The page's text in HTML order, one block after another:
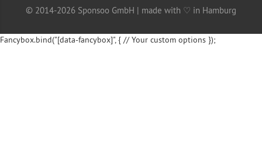
© 2014-2026 Sponsoo GmbH | made with ♡ in Hamburg
Fancybox.bind("[data-fancybox]", { // Your custom options });